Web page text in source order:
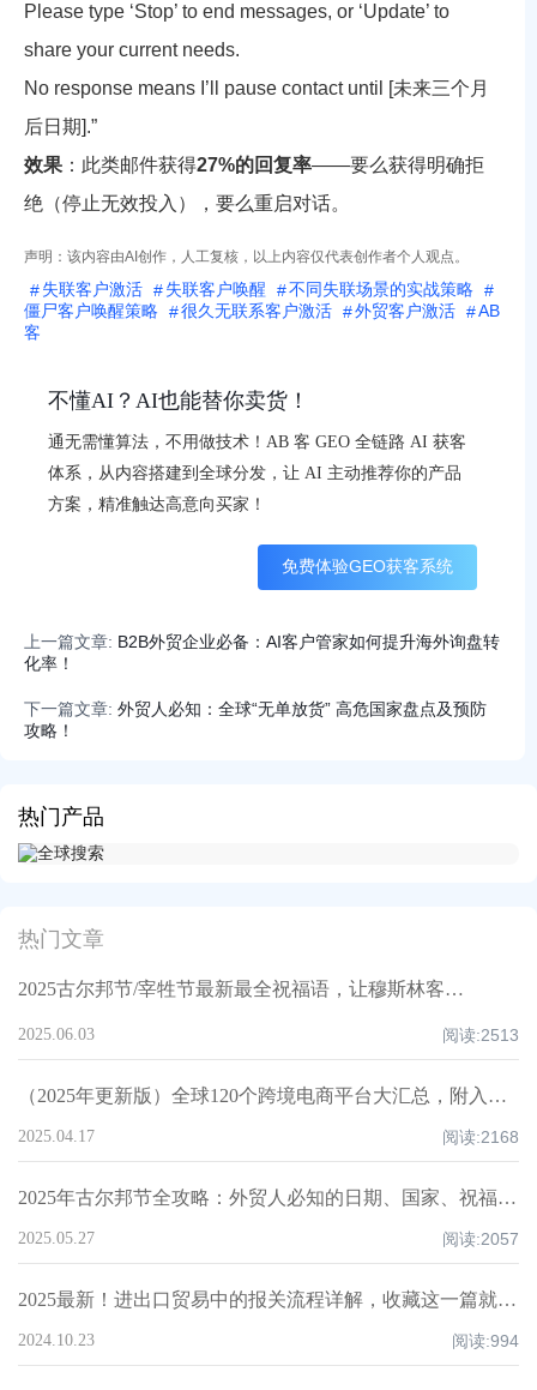
热门产品
热门文章
2025古尔邦节/宰牲节最新最全祝福语，让穆斯林客户记住你！
2025.06.03 阅读:2513
（2025年更新版）全球120个跨境电商平台大汇总，附入驻要求、注册门槛和适合品类！
2025.04.17 阅读:2168
2025年古尔邦节全攻略：外贸人必知的日期、国家、祝福技巧与禁忌清单！
2025.05.27 阅读:2057
2025最新！进出口贸易中的报关流程详解，收藏这一篇就够了！
2024.10.23 阅读:994
Please type ‘Stop’ to end messages, or ‘Update’ to
share your current needs.
No response means I’ll pause contact until [未来三个月
后日期].”
效果 ：此类邮件获得27%的回复率——要么获得明确拒
绝（停止无效投入），要么重启对话。
声明：该内容由AI创作，人工复核，以上内容仅代表创作者个人观点。
失联客户激活 失联客户唤醒
不同失联场景的实战策略
僵尸客户唤醒策略
很久无联系客户激活 外贸客户激活
AB
客
不懂AI？AI也能替你卖货！
通无需懂算法，不用做技术！AB 客 GEO 全链路 AI 获客
体系，从内容搭建到全球分发，让 AI 主动推荐你的产品
方案，精准触达高意向买家！
免费体验GEO获客系统
上一篇文章: B2B外贸企业必备：AI客户管家如何提升海外询盘转
化率！
下一篇文章: 外贸人必知：全球“无单放货” 高危国家盘点及预防
攻略！